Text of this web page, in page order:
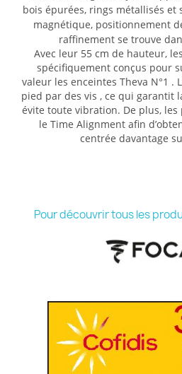
bois épurées, rings métallisés et
magnétique, positionnement
raffinement se trouve
Avec leur 55 cm de hauteur,
spécifiquement conçus pour
valeur les enceintes Theva N°1 .
pied par des vis , ce qui garantit
évite toute vibration. De plus,
le Time Alignment afin
centrée davantage
Pour découvrir tous les